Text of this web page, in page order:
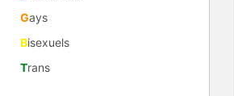
Gays
Bisexuels
Trans